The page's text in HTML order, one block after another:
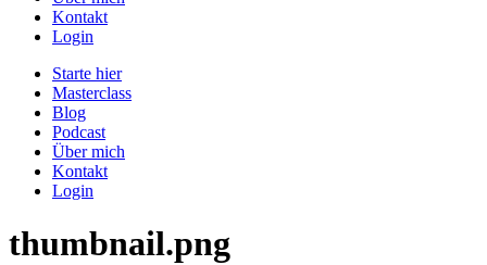
Kontakt
Login
Starte hier
Masterclass
Blog
Podcast
Über mich
Kontakt
Login
thumbnail.png